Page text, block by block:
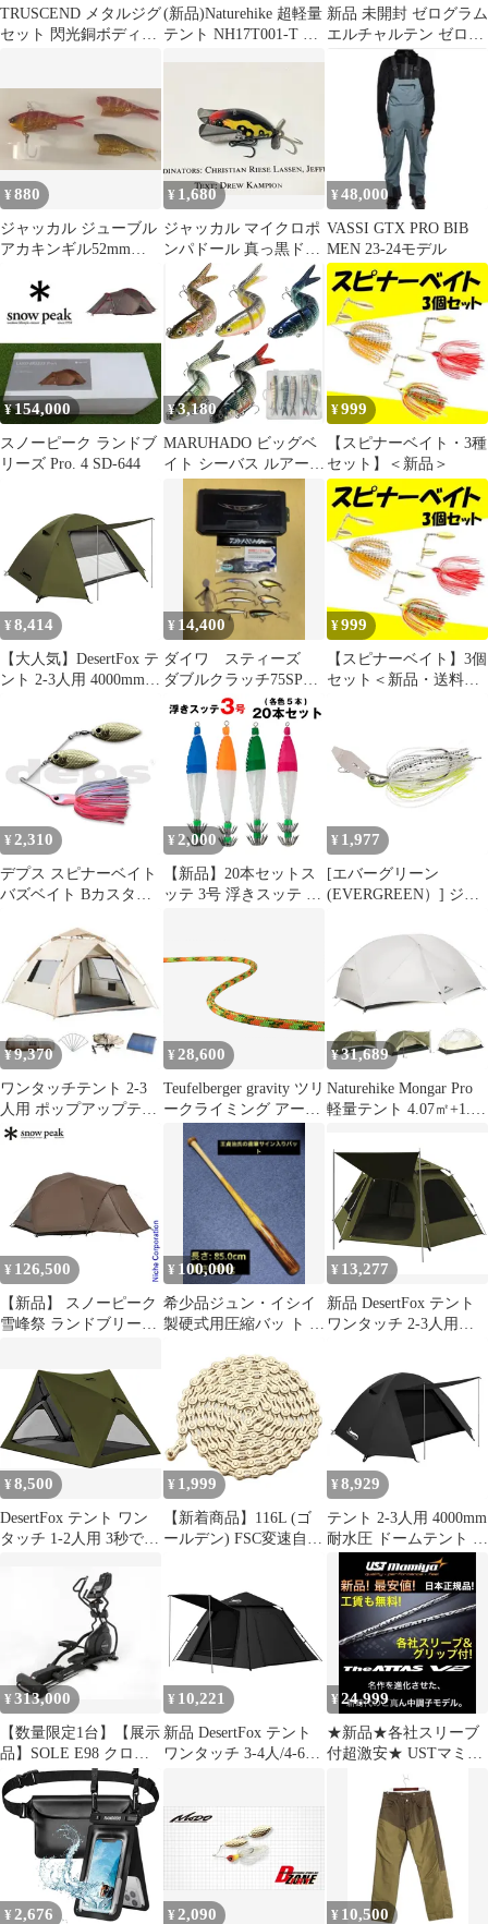
TRUSCEND メタルジグ
セット 閃光銅ボディ＆
(新品)Naturehike 超軽量
テント NH17T001-T 2
新品 未開封 ゼログラム
エルチャルテン ゼロボ
ーン 1.5P ソリッドイン
¥880
ジャッカル ジューブル
アカキンギル52mm
ラー商品
¥ 1,680
ジャッカル マイクロポ
ンパドール 真っ黒ドク
ガエール
¥ 48,000
VASSI GTX PRO BIB
MEN 23-24モデル
¥154,000
スノーピーク ランドブ
リーズ Pro. 4 SD-644
¥3,180
MARUHADO ビッグベ
イト シーバス ルアー 5
本セット シンキングミ
ノー 収納ケース付き タ
イラバ バス釣り サワラ
(ナチュラル, 10cm 13g)
¥999
【スピナーベイト・3種
セット】＜新品＞
¥ 8,414
【大人気】DesertFox テ
ント 2-3人用 4000mm耐
あり キャンプテント コ
ンパクト軽量 撥水加工
素材 二重層構造 4シー
ズン 簡単設営 超軽量
UVカット 自立式 通気
防風防雨 ツーリングド
ーム キャンプテント
¥ 14,400
ダイワ スティーズ
ダブルクラッチ75SP
TDバイブレーション
ガストネード
¥999
【スピナーベイト】3個
セット＜新品・送料無
¥ 2,310
デプス スピナーベイト
バズベイト Bカスタム
ムプロブルー
¥ 2,000
【新品】20本セットス
ッテ 3号 浮きスッテ 各
ドロッパー 漁師 業務用
プロ仕様 漁具 イカスッ
テ 夜光 蛍光 蛍光色 蓄
光 イカ イカ漁船 イカ
釣り スルメイカ ダブル
カンナ 5グラム 浮きス
ッテ3号
¥ 1,977
[エバーグリーン
(EVERGREEN）] ジャ
ーチャート 3/4oz
¥9,370
ワンタッチテント 2-3
人用 ポップアップテン
ト テント キャンプ ア
¥ 28,600
Teufelberger gravity ツリ
ークライミング アーボ
(coil, Aurora, 35ｍ)
¥31,689
Naturehike Mongar Pro
軽量テント 4.07㎡+1.27
ード 拡張タープ
PU3000mm+ 簡単設営
超軽量 自立式 グランド
シート付き 循環通気 防
雨 安定 日よけ 20Dナイ
ロン 携帯便利 コンパク
ト 3シーズ
¥ 126,500
【新品】 スノーピーク
雪峰祭 ランドブリーズ
定品 アウトドア テント
キャンプ ドームテント
ドーム型 1人 2人
¥ 100,000
希少品ジュン・イシイ
製硬式用圧縮バッ ト 王
¥ 13,277
新品 DesertFox テント
ワンタッチ 2-3人用
ト 軽量 コンパクト 撥
水加工素材 自立式 二重
層構造 4シーズン 簡単
設営 初心者向け UVカ
ット 通気防風防雨 収納
袋付き (グリーン L)
¥8,500
DesertFox テント ワン
タッチ 1-2人用 3秒で組
耐水圧 テント キャンプ
テント コンパクト軽量
撥水加工素材 自立式 二
重層構造 4シーズン 簡
¥ 1,999
【新着商品】116L (ゴ
ールデン) FSC変速自転
空透かし彫りデザイン
¥ 8,929
テント 2-3人用 4000mm
耐水圧 ドームテント 前
室あり DesertFox キャ
ンプテント コンパクト
軽量 撥水加工素材 二重
層構造 4シーズン 簡単
設営 超軽量 UVカット
自立式 通気防風防雨 ツ
ーリングドーム キャン
プテント
¥313,000
【数量限定1台】【展示
品】SOLE E98 クロス
トレーナー 家庭用【極
美品】
¥ 10,221
新品 DesertFox テント
ワンタッチ 3-4人/4-6人
ント コンパクト軽軽量
撥水加工素材 自立式 二
重層構造 4シーズン 簡
単設営 初心者向け UV
カット 通気防風防雨 収
納袋付き (ブラックL
¥24,999
★新品★各社スリーブ
付超激安★ USTマミヤ
ジアッタスV2★ドラコ
ンアッタス
¥ 2,676 ¥ 2,090 ¥ 10,500